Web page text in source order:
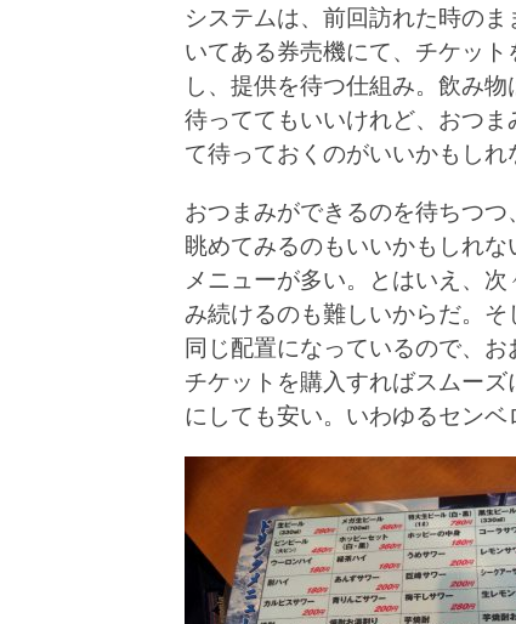
システムは、前回訪れた時の
いてある券売機にて、チケッ
し、提供を待つ仕組み。飲み
待っててもいいけれど、おつ
て待っておくのがいいかもしれ
おつまみができるのを待ちつ
眺めてみるのもいいかもしれ
メニューが多い。とはいえ、
み続けるのも難しいからだ。
同じ配置になっているので、
チケットを購入すればスムー
にしても安い。いわゆるセンベ